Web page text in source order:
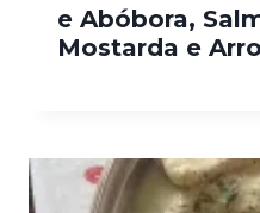
e Abóbora,
Mostarda e